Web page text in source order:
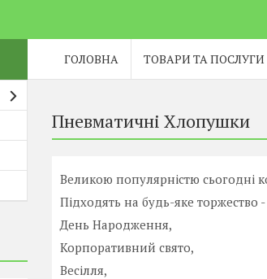
ГОЛОВНА ТОВАРИ ТА ПОСЛУГИ
Пневматичні Хлопушки
Великою популярністю сьогодні
Підходять на будь-яке торжество -
День Народження,
Корпоративний свято,
Весілля,